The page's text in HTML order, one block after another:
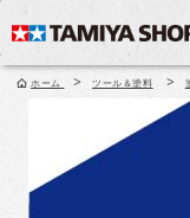
ホーム > ツール＆塗料 >